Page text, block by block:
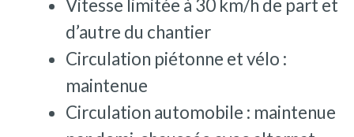
Vitesse limitée à 30 km/h de part et
d’autre du chantier
Circulation piétonne et vélo :
maintenue
Circulation automobile : maintenue